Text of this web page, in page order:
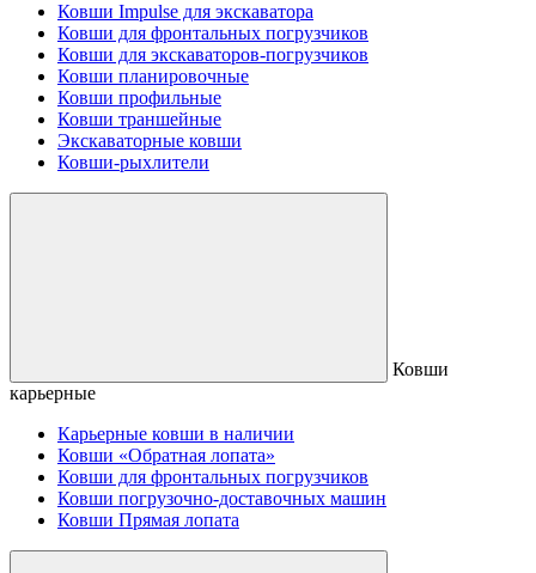
Ковши Impulse для экскаватора
Ковши для фронтальных погрузчиков
Ковши для экскаваторов-погрузчиков
Ковши планировочные
Ковши профильные
Ковши траншейные
Экскаваторные ковши
Ковши-рыхлители
Ковши
карьерные
Карьерные ковши в наличии
Ковши «Обратная лопата»
Ковши для фронтальных погрузчиков
Ковши погрузочно-доставочных машин
Ковши Прямая лопата